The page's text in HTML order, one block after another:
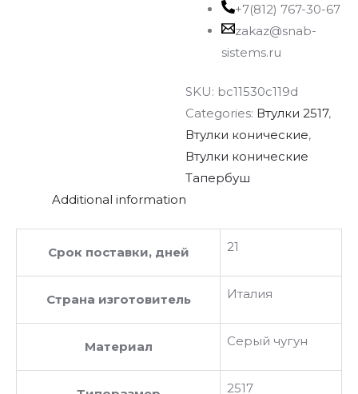
+7(812) 767-30-67
zakaz@snab-
sistems.ru
SKU: bc11530c119d
Categories: Втулки 2517,
Втулки конические,
Втулки конические
Тапербуш
Additional information
Срок поставки, дней 21
Страна изготовитель Италия
Материал Серый чугун
2517